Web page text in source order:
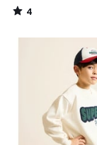
4
/